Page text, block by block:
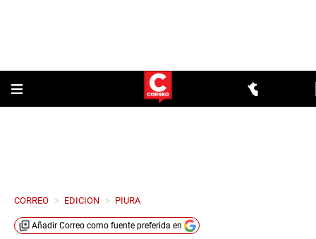
CORREO > EDICION > PIURA
Añadir Correo como fuente preferida en